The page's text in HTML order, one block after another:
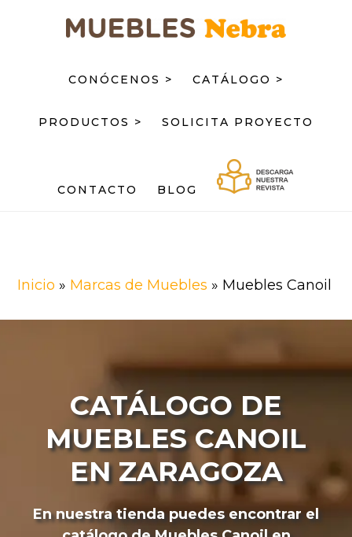
CONÓCENOS > CATÁLOGO >
PRODUCTOS > SOLICITA PROYECTO
CONTACTO BLOG
Inicio » Marcas de Muebles » Muebles Canoil
CATÁLOGO DE
MUEBLES CANOIL
EN ZARAGOZA
En nuestra tienda puedes encontrar el